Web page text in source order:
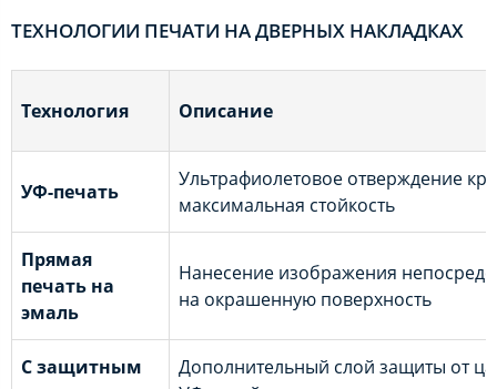
ТЕХНОЛОГИИ ПЕЧАТИ НА ДВЕРНЫХ НАКЛАДКАХ
Технология Описание
УФ-печать
Ультрафиолетовое отверждение
максимальная стойкость
Прямая
печать на
эмаль
Нанесение изображения
на окрашенную поверхность
С защитным
Дополнительный слой защиты от